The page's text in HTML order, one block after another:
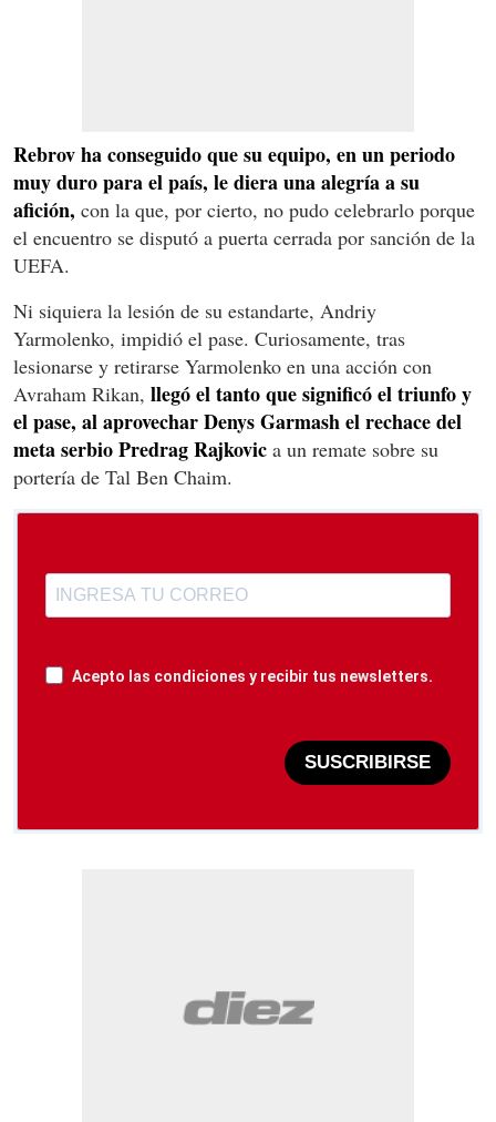
Rebrov ha conseguido que su equipo, en un periodo
muy duro para el país, le diera una alegría a su
afición, con la que, por cierto, no pudo celebrarlo porque
el encuentro se disputó a puerta cerrada por sanción de la
UEFA.
Ni siquiera la lesión de su estandarte, Andriy
Yarmolenko, impidió el pase. Curiosamente, tras
lesionarse y retirarse Yarmolenko en una acción con
Avraham Rikan, llegó el tanto que significó el triunfo y
el pase, al aprovechar Denys Garmash el rechace del
meta serbio Predrag Rajkovic a un remate sobre su
portería de Tal Ben Chaim.
Acepto las condiciones y recibir tus newsletters.
SUSCRIBIRSE